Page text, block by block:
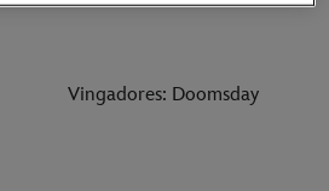
Vingadores: Doomsday